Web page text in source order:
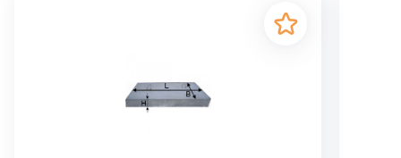
строительстве водопроводных колодцев
используются плиты перекрытия с отверстиями по
бетонных колец или других материалов. Такие плиты
должны быть максимально прочными и стойкими к